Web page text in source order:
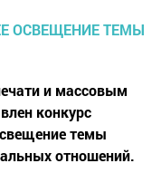
и массовым
конкурс
темы
отношений.